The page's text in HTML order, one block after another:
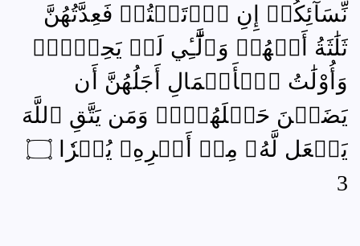
نِّسَآئِكُمۡ إِنِ ٱرۡتَبۡتُمۡ فَعِدَّتُهُنَّ
ثَلَٰثَةُ أَشۡهُرٖ وَٱلَّٰٓـِٔي لَمۡ يَحِضۡنَۚ
وَأُوْلَٰتُ ٱلۡأَحۡمَالِ أَجَلُهُنَّ أَن
يَضَعۡنَ حَمۡلَهُنَّۚ وَمَن يَتَّقِ ٱللَّهَ
يَجۡعَل لَّهُۥ مِنۡ أَمۡرِهِۦ يُسۡرٗا ۝
3